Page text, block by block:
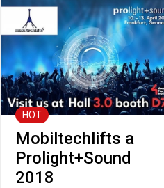
HOT
Mobiltechlifts a
Prolight+Sound
2018